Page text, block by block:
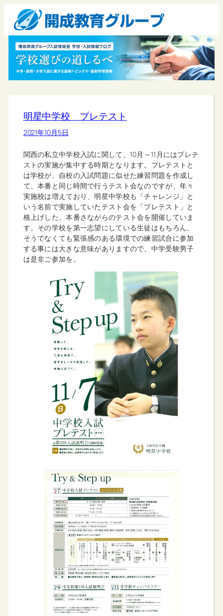
明星中学校 プレテスト
2021年10月5日
関西の私立中学校入試に関して、10月～11月にはプレテ
ストの実施が集中する時期となります。プレテストと
は学校が、自校の入試問題に似せた練習問題を作成し
て、本番と同じ時間で行うテスト会なのですが、年々
実施校は増えており、明星中学校も「チャレンジ」と
いう名前で実施していたテスト会を「プレテスト」と
格上げした、本番さながらのテスト会を開催していま
す。その学校を第一志望にしている生徒はもちろん、
そうでなくても緊張感のある環境での練習試合に参加
する事には大きな意味がありますので、中学受験男子
は是非ご参加を。